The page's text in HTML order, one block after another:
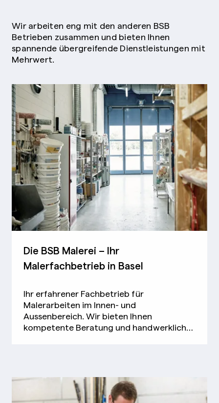
Wir arbeiten eng mit den anderen BSB
Betrieben zusammen und bieten Ihnen
spannende übergreifende Dienstleistungen mit
Mehrwert.
Die BSB Malerei – Ihr
Malerfachbetrieb in Basel
Ihr erfahrener Fachbetrieb für
Malerarbeiten im Innen- und
Aussenbereich. Wir bieten Ihnen
kompetente Beratung und handwerklich